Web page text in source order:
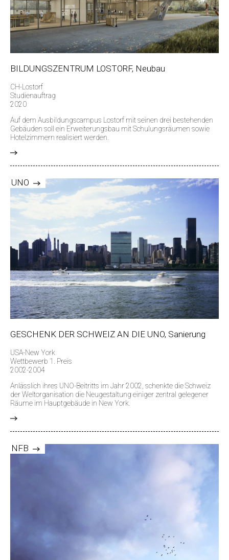
BILDUNGSZENTRUM LOSTORF, Neubau
CH-Lostorf
Studienauftrag
2020
Auf dem Ausbildungscampus Lostorf mit seinen drei bestehenden
Gebäuden soll ein Erweiterungsbau mit Schulungsräumen sowie
Hotelzimmern realisiert werden.
UNO
GESCHENK DER SCHWEIZ AN DIE UNO, Sanierung
USA-New York
Wettbewerb 1. Preis
2002-2004
Anlässlich ihres UNO-Beitritts im Jahr 2002, schenkte die Schweiz
der Weltorganisation die Neugestaltung einiger zentral gelegener
Räume im Hauptgebäude in New York.
NFB